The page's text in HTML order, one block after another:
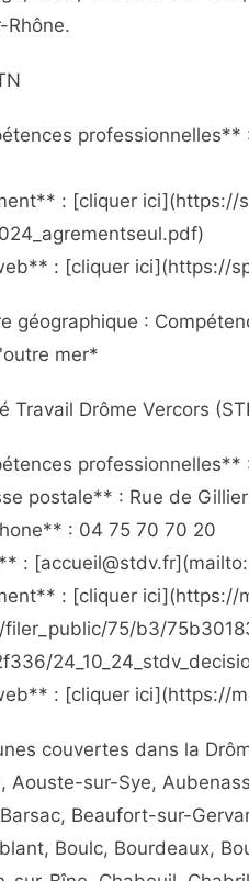
Rhône.
professionnelles**
: [cliquer ici](https://
: [cliquer ici](https://
géographique :
mer*
Travail Drôme Vercors
professionnelles**
postale** : Rue de
: 04 75 70 70 20
:
: [cliquer ici](https://
filer_public/75/b3/
: [cliquer ici](https://
couvertes dans la
Aouste-sur-Sye,
Beaufort-sur-
Boulc, Bourdeaux,